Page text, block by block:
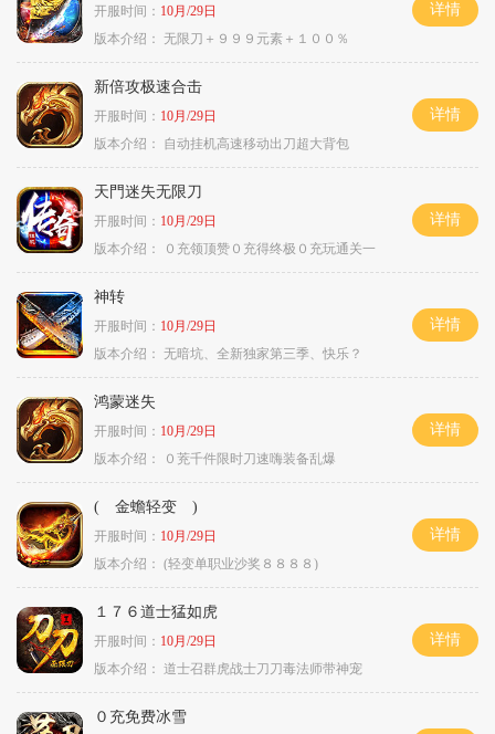
开服时间： 10月/29日
版本介绍： 无限刀＋９９９元素＋１００％
详情
新倍攻极速合击
开服时间： 10月/29日
版本介绍：
自动挂机高速移动出刀超大背包
详情
天門迷失无限刀
开服时间： 10月/29日
版本介绍：
０充领顶赞０充得终极０充玩通关一
详情
神转
开服时间： 10月/29日
版本介绍： 无暗坑、全新独家第三季、快乐？
详情
鸿蒙迷失
开服时间： 10月/29日
版本介绍：
０茺千件限时刀速嗨装备乱爆
详情
( 金蟾轻变 )
开服时间： 10月/29日
版本介绍： (轻变单职业沙奖８８８８)
详情
１７６道士猛如虎
开服时间： 10月/29日
版本介绍： 道士召群虎战士刀刀毒法师带神宠
详情
０充免费冰雪